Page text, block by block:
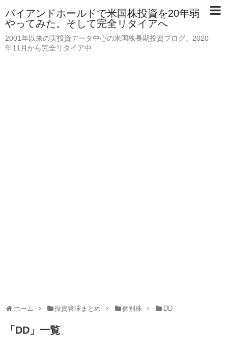
バイアンドホールドで米国株投資を20年弱
やってみた。そして完全リタイアへ
2001年以来の実投資データ中心の米国株長期投資ブログ。2020
年11月から完全リタイア中
ホーム 投資管理まとめ 個別株 DD
「 DD 」 一覧